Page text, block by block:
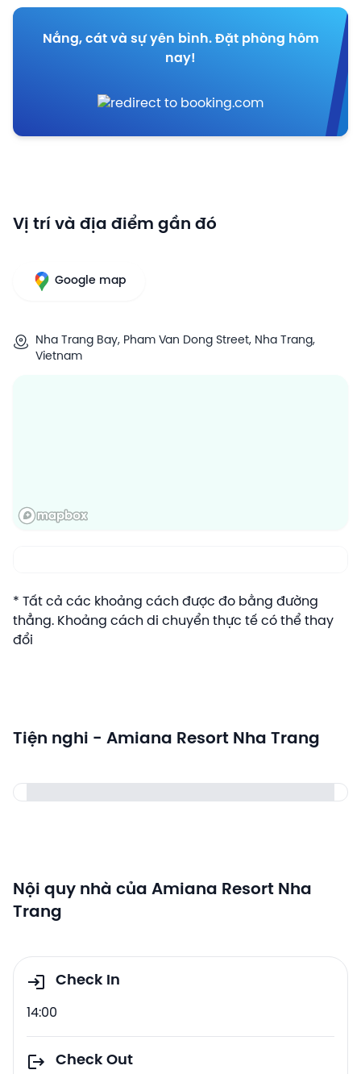
Nắng, cát và sự yên bình. Đặt phòng hôm
nay!
Vị trí và địa điểm gần đó
Google map
Nha Trang Bay, Pham Van Dong Street, Nha Trang,
Vietnam
* Tất cả các khoảng cách được đo bằng đường
thẳng. Khoảng cách di chuyển thực tế có thể thay
đổi
Tiện nghi - Amiana Resort Nha Trang
Nội quy nhà của Amiana Resort Nha
Trang
Check In
14:00
Check Out